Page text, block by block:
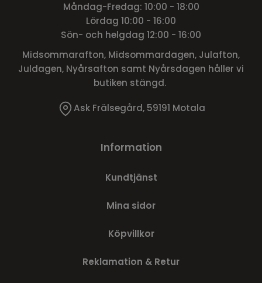
Måndag-Fredag: 10:00 - 18:00
Lördag 10:00 - 16:00
Sön- och helgdag 12:00 - 16:00
Midsommarafton, Midsommardagen, Julafton,
Juldagen, Nyårsafton samt Nyårsdagen håller vi
butiken stängd.
Ask Frälsegård, 59191 Motala
Information
Kundtjänst
Mina sidor
Köpvillkor
Reklamation & Retur